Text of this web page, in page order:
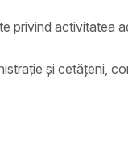
privind activitatea
și cetățeni,